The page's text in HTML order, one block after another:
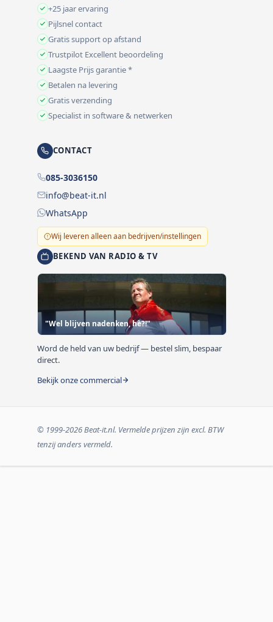
+25 jaar ervaring
Pijlsnel contact
Gratis support op afstand
Trustpilot Excellent beoordeling
Laagste Prijs garantie *
Betalen na levering
Gratis verzending
Specialist in software & netwerken
CONTACT
085-3036150
info@beat-it.nl
WhatsApp
Wij leveren alleen aan bedrijven/instellingen
BEKEND VAN RADIO & TV
"Wel blijven nadenken, hè?!"
Word de held van uw bedrijf — bestel slim, bespaar
direct.
Bekijk onze commercial
© 1999-2026 Beat-it.nl. Vermelde prijzen zijn excl. BTW
tenzij anders vermeld.